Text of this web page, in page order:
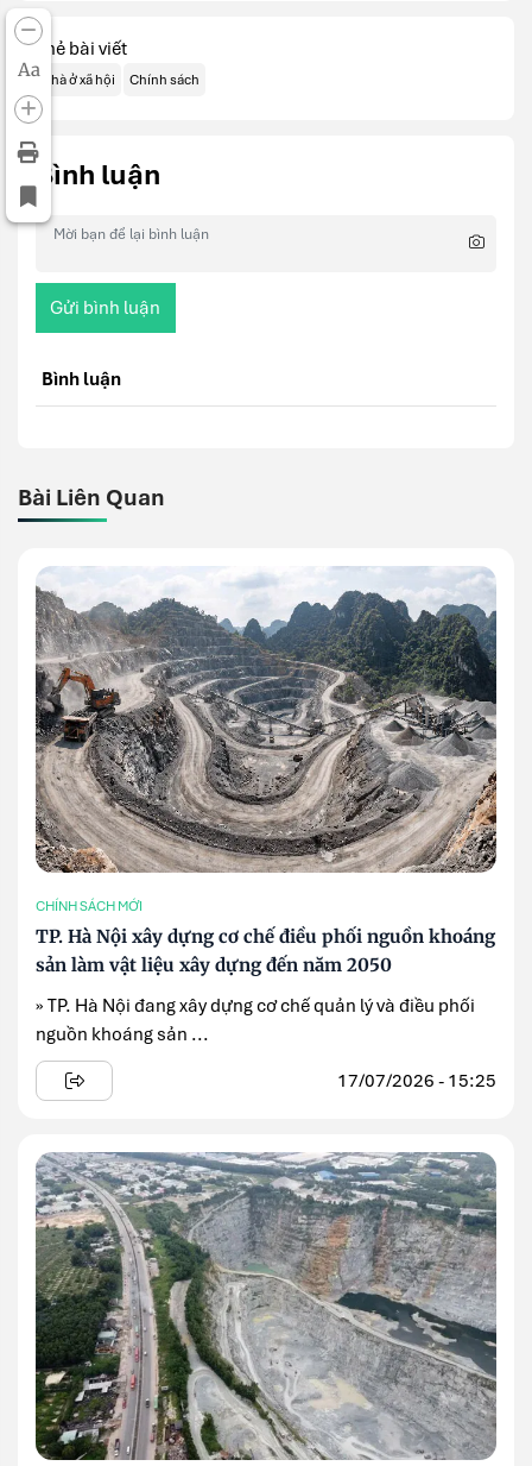
Aa
Thẻ bài viết
Nhà ở xã hội Chính sách
Bình luận
Gửi bình luận
Bình luận
Bài Liên Quan
CHÍNH SÁCH MỚI
TP. Hà Nội xây dựng cơ chế điều phối nguồn khoáng
sản làm vật liệu xây dựng đến năm 2050
» TP. Hà Nội đang xây dựng cơ chế quản lý và điều phối
nguồn khoáng sản ...
17/07/2026 - 15:25